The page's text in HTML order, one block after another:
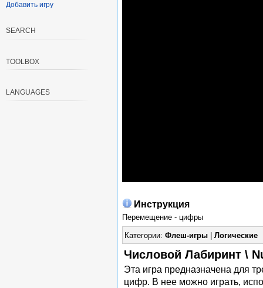
Инструкция
Перемещение - цифры
Категории: Флеш-игры| Логические
Числовой Лабиринт \
Эта игра предназначена для
цифр. В нее можно играть,
Добавить игру
SEARCH
TOOLBOX
LANGUAGES